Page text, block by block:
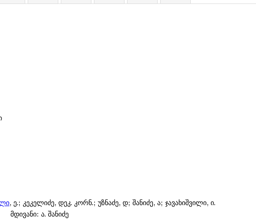
, ე.; კეკელიძე, დეკ. კორნ.; უზნაძე, დ; შანიძე, ა; ჯავახიშვილი, ი.
ა. შანიძე